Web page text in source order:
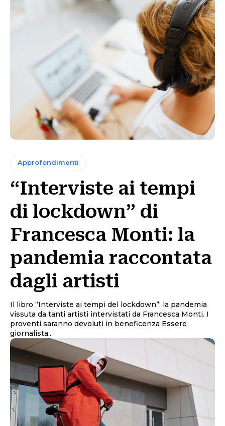
Approfondimenti
“Interviste ai tempi
di lockdown” di
Francesca Monti: la
pandemia raccontata
dagli artisti
Il libro “Interviste ai tempi del lockdown”: la pandemia
vissuta da tanti artisti intervistati da Francesca Monti. I
proventi saranno devoluti in beneficenza Essere
giornalista...